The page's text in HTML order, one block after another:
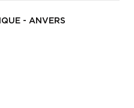
- ANVERS